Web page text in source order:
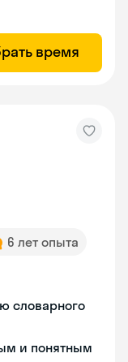
время
6 лет опыта
словарного
и понятным